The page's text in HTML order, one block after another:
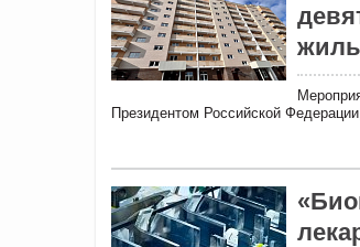
Президентом Российской